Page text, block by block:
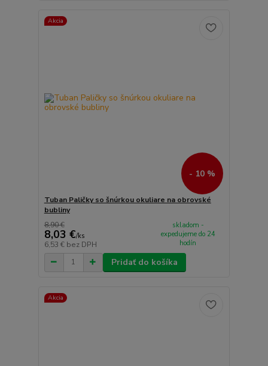
Akcia
- 10 %
Tuban Paličky so šnúrkou okuliare na obrovské
bubliny
8,90 €
8,03 €/ks
6,53 € bez DPH
skladom -
expedujeme do 24
hodín
Pridať do košíka
Akcia